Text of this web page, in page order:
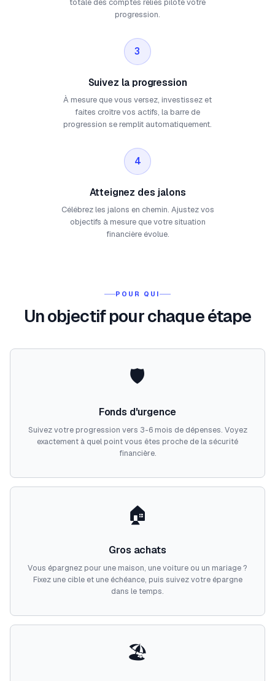
progression.
3
Suivez la progression
À mesure que vous versez, investissez et
faites croître vos actifs, la barre de
progression se remplit automatiquement.
4
Atteignez des jalons
Célébrez les jalons en chemin. Ajustez vos
objectifs à mesure que votre situation
financière évolue.
POUR QUI
Un objectif pour chaque étape
🛡️
Fonds d'urgence
Suivez votre progression vers 3-6 mois de dépenses. Voyez
exactement à quel point vous êtes proche de la sécurité
financière.
🏠
Gros achats
Vous épargnez pour une maison, une voiture ou un mariage ?
Fixez une cible et une échéance, puis suivez votre épargne
dans le temps.
🏖️